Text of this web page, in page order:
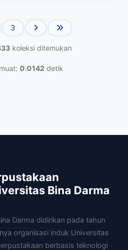
3
koleksi ditemukan
0.0142 detik
Bina Darma
Darma didirikan pada tahun
organisasi induk Universitas
berbasis teknologi